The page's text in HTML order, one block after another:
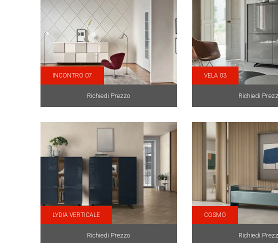
INCONTRO 07
Richiedi Prezzo
VELA 03
Richiedi
LYDIA VERTICALE
Richiedi Prezzo
COSMO
Richiedi